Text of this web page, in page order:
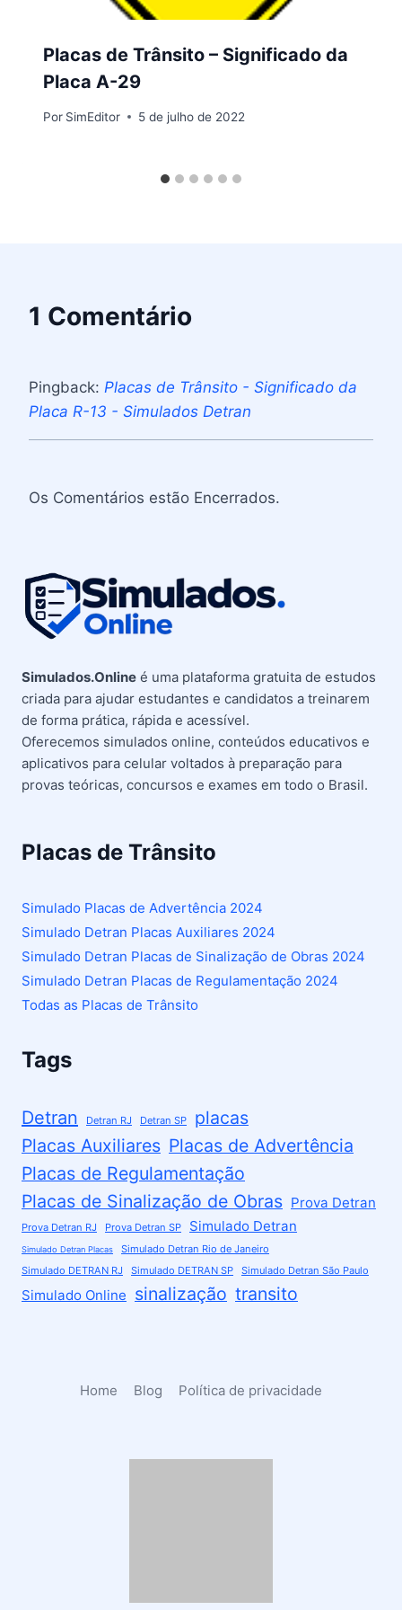
Placas de Trânsito – Significado da
Placa A-29
Por SimEditor 5 de julho de 2022
1 Comentário
Pingback: Placas de Trânsito - Significado da
Placa R-13 - Simulados Detran
Os Comentários estão Encerrados.
Simulados.Online é uma plataforma gratuita de estudos
criada para ajudar estudantes e candidatos a treinarem
de forma prática, rápida e acessível.
Oferecemos simulados online, conteúdos educativos e
aplicativos para celular voltados à preparação para
provas teóricas, concursos e exames em todo o Brasil.
Placas de Trânsito
Simulado Placas de Advertência 2024
Simulado Detran Placas Auxiliares 2024
Simulado Detran Placas de Sinalização de Obras 2024
Simulado Detran Placas de Regulamentação 2024
Todas as Placas de Trânsito
Tags
Detran Detran RJ Detran SP
placas
Placas Auxiliares Placas de Advertência
Placas de Regulamentação
Placas de Sinalização de Obras Prova Detran
Prova Detran RJ Prova Detran SP Simulado Detran
Simulado Detran Placas
Simulado Detran Rio de Janeiro
Simulado DETRAN RJ
Simulado DETRAN SP Simulado Detran São Paulo
Simulado Online sinalização transito
Home Blog Política de privacidade